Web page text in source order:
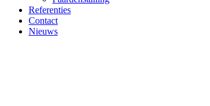
Referenties
Contact
Nieuws